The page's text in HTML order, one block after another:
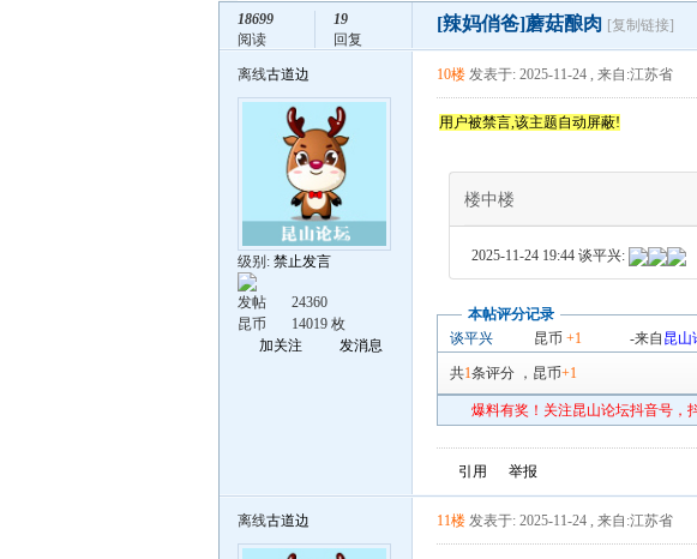
18699
阅读
19
回复
[辣妈俏爸]蘑菇酿肉 [复制链接]
离线古道边
级别: 禁止发言
发帖
24360
昆币
14019 枚
加关注
发消息
10楼 发表于: 2025-11-24 , 来自:江苏省
用户被禁言,该主题自动屏蔽!
楼中楼
2025-11-24 19:44 谈平兴:
本帖评分记录
谈平兴
昆币 +1 -来自 昆山
共1条评分 ， 昆币+1
爆料有奖！关注昆山论坛抖音号，
引用 举报
离线古道边 11楼 发表于: 2025-11-24 , 来自:江苏省